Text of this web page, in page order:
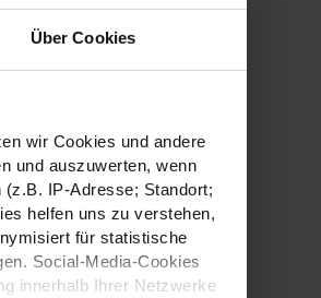
Über Cookies
wir Cookies und andere
und auszuwerten, wenn
IP-Adresse; Standort;
helfen uns zu verstehen,
für statistische
Social-Media-Cookies
innerhalb Ihrer Netzwerke